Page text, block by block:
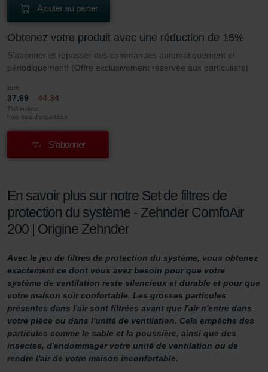
Ajouter au panier
Obtenez votre produit avec une réduction de 15%
S’abonner et repasser des commandes automatiquement et
périodiquement! (Offre exclusivement réservée aux particuliers)
EUR
37.69 44.34
TVA incluse
hors frais d’expédition
S’abonner
En savoir plus sur notre Set de filtres de
protection du système - Zehnder ComfoAir
200 | Origine Zehnder
Avec le jeu de filtres de protection du système, vous obtenez
exactement ce dont vous avez besoin pour que votre
système de ventilation reste silencieux et durable et pour que
votre maison soit confortable. Les grosses particules
présentes dans l'air sont filtrées avant que l'air n'entre dans
votre pièce ou dans l'unité de ventilation. Cela empêche des
particules comme le sable et la poussière, ainsi que des
insectes, d'endommager votre unité de ventilation ou de
rendre l'air de votre maison inconfortable.